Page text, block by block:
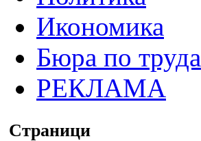
Икономика
Бюра по труда
РЕКЛАМА
Страници